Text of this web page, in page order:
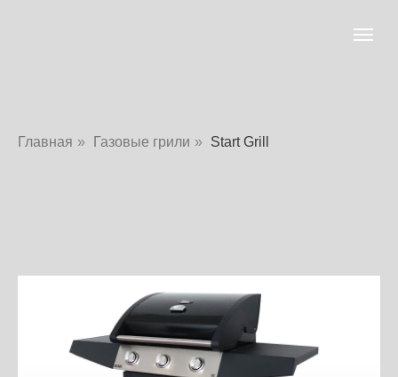
Главная » Газовые грили » Start Grill